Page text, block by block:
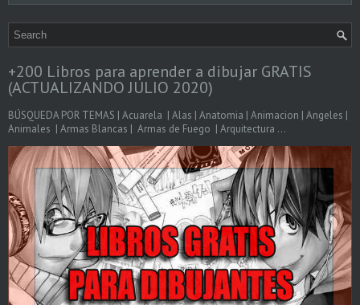
+200 Libros para aprender a dibujar GRATIS
(ACTUALIZANDO JULIO 2020)
BÚSQUEDA POR TEMAS | Acuarela | Alas | Anatomia | Animacion | Angeles |
Animales | Armas Blancas | Armas de Fuego | Arquitectura ...